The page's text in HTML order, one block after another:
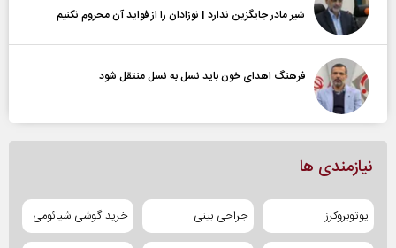
شیر مادر جایگزین ندارد | نوزادان را از فواید آن محروم نکنیم
فرهنگ اهدای خون باید نسل به نسل منتقل شود
نیازمندی ها
یوتوبروکرز جراحی بینی خرید گوشی شیائومی